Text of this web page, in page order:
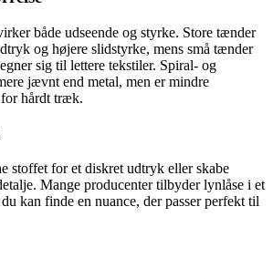
både udseende og styrke. Store tænder
og højere slidstyrke, mens små tænder
sig til lettere tekstiler. Spiral- og
jævnt end metal, men er mindre
hårdt træk.
stoffet for et diskret udtryk eller skabe
Mange producenter tilbyder lynlåse i et
kan finde en nuance, der passer perfekt til